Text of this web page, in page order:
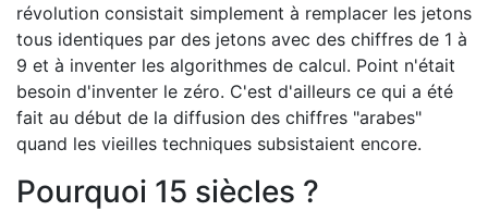
révolution consistait simplement à remplacer les jetons
tous identiques par des jetons avec des chiffres de 1 à
9 et à inventer les algorithmes de calcul. Point n'était
besoin d'inventer le zéro. C'est d'ailleurs ce qui a été
fait au début de la diffusion des chiffres "arabes"
quand les vieilles techniques subsistaient encore.
Pourquoi 15 siècles ?